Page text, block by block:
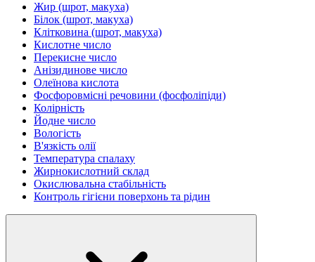
Жир (шрот, макуха)
Білок (шрот, макуха)
Клітковина (шрот, макуха)
Кислотне число
Перекисне число
Анізидинове число
Олеїнова кислота
Фосфоровмісні речовини (фосфоліпіди)
Колірність
Йодне число
Вологість
В'язкість олії
Температура спалаху
Жирнокислотний склад
Окислювальна стабільність
Контроль гігієни поверхонь та рідин